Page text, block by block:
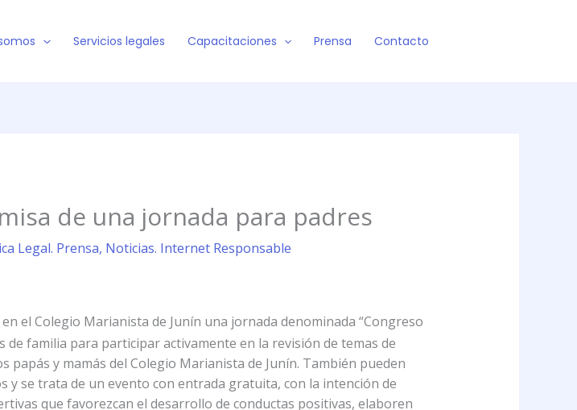
Servicios legales Capacitaciones Prensa Contacto
de una jornada para padres
Legal. Prensa, Noticias. Internet Responsable
el Colegio Marianista de Junín una jornada denominada “Congreso
familia para participar activamente en la revisión de temas de
y mamás del Colegio Marianista de Junín. También pueden
se trata de un evento con entrada gratuita, con la intención de
que favorezcan el desarrollo de conductas positivas, elaboren